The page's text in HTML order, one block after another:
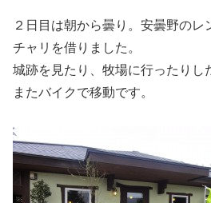
２日目は朝から曇り。安曇野のレ
チャリを借りました。
城跡を見たり、牧場に行ったりし
またバイクで移動です。